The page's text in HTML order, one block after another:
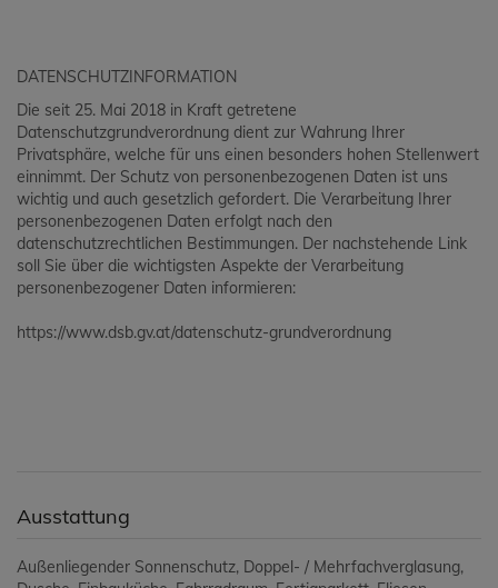
DATENSCHUTZINFORMATION
Die seit 25. Mai 2018 in Kraft getretene
Datenschutzgrundverordnung dient zur Wahrung Ihrer
Privatsphäre, welche für uns einen besonders hohen Stellenwert
einnimmt. Der Schutz von personenbezogenen Daten ist uns
wichtig und auch gesetzlich gefordert. Die Verarbeitung Ihrer
personenbezogenen Daten erfolgt nach den
datenschutzrechtlichen Bestimmungen. Der nachstehende Link
soll Sie über die wichtigsten Aspekte der Verarbeitung
personenbezogener Daten informieren:
https://www.dsb.gv.at/datenschutz-grundverordnung
Ausstattung
Außenliegender Sonnenschutz Doppel- / Mehrfachverglasung